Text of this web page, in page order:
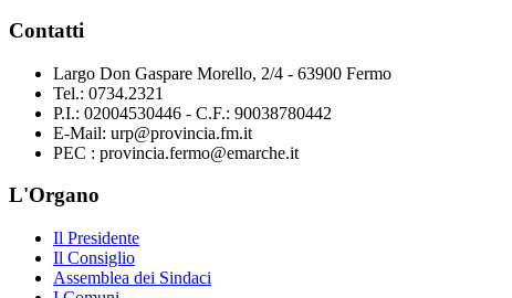
Contatti
Largo Don Gaspare Morello, 2/4 - 63900 Fermo
Tel.: 0734.2321
P.I.: 02004530446 - C.F.: 90038780442
E-Mail: urp@provincia.fm.it
PEC : provincia.fermo@emarche.it
L'Organo
Il Presidente
Il Consiglio
Assemblea dei Sindaci